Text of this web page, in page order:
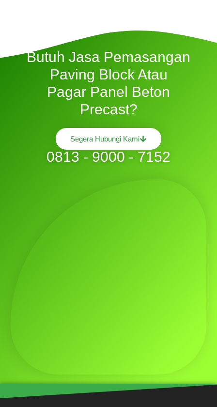
Butuh Jasa Pemasangan
Paving Block Atau
Pagar Panel Beton
Precast?
Segera Hubungi Kami
0813 - 9000 - 7152